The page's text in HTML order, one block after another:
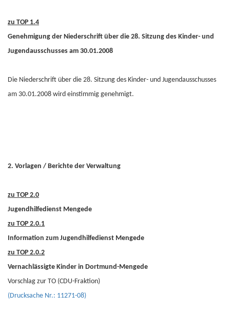
zu TOP 1.4
Genehmigung der Niederschrift über die 28. Sitzung des Kinder- und
Jugendausschusses am 30.01.2008
Die Niederschrift über die 28. Sitzung des Kinder- und Jugendausschusses
am 30.01.2008 wird einstimmig genehmigt.
2. Vorlagen / Berichte der Verwaltung
zu TOP 2.0
Jugendhilfedienst Mengede
zu TOP 2.0.1
Information zum Jugendhilfedienst Mengede
zu TOP 2.0.2
Vernachlässigte Kinder in Dortmund-Mengede
Vorschlag zur TO (CDU-Fraktion)
(Drucksache Nr.: 11271-08)